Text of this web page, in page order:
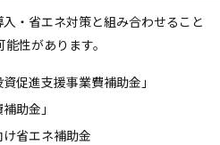
・省エネ対策と組み合わせること
性があります。
促進支援事業費補助金」
助金」
省エネ補助金